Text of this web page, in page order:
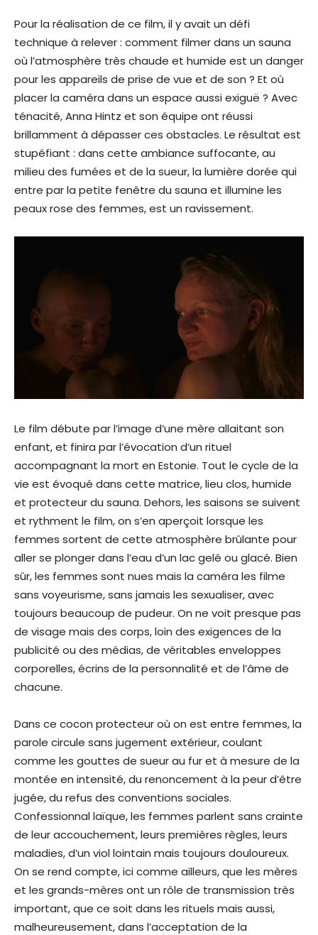
Pour la réalisation de ce film, il y avait un défi
technique à relever : comment filmer dans un sauna
où l’atmosphère très chaude et humide est un danger
pour les appareils de prise de vue et de son ? Et où
placer la caméra dans un espace aussi exiguë ? Avec
ténacité, Anna Hintz et son équipe ont réussi
brillamment à dépasser ces obstacles. Le résultat est
stupéfiant : dans cette ambiance suffocante, au
milieu des fumées et de la sueur, la lumière dorée qui
entre par la petite fenêtre du sauna et illumine les
peaux rose des femmes, est un ravissement.
Le film débute par l’image d’une mère allaitant son
enfant, et finira par l’évocation d’un rituel
accompagnant la mort en Estonie. Tout le cycle de la
vie est évoqué dans cette matrice, lieu clos, humide
et protecteur du sauna. Dehors, les saisons se suivent
et rythment le film, on s’en aperçoit lorsque les
femmes sortent de cette atmosphère brûlante pour
aller se plonger dans l’eau d’un lac gelé ou glacé. Bien
sûr, les femmes sont nues mais la caméra les filme
sans voyeurisme, sans jamais les sexualiser, avec
toujours beaucoup de pudeur. On ne voit presque pas
de visage mais des corps, loin des exigences de la
publicité ou des médias, de véritables enveloppes
corporelles, écrins de la personnalité et de l’âme de
chacune.
Dans ce cocon protecteur où on est entre femmes, la
parole circule sans jugement extérieur, coulant
comme les gouttes de sueur au fur et à mesure de la
montée en intensité, du renoncement à la peur d’être
jugée, du refus des conventions sociales.
Confessionnal laïque, les femmes parlent sans crainte
de leur accouchement, leurs premières règles, leurs
maladies, d’un viol lointain mais toujours douloureux.
On se rend compte, ici comme ailleurs, que les mères
et les grands-mères ont un rôle de transmission très
important, que ce soit dans les rituels mais aussi,
malheureusement, dans l’acceptation de la